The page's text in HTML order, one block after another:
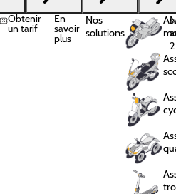
Obtenir
un tarif
En
savoir
plus
Nos
solutions